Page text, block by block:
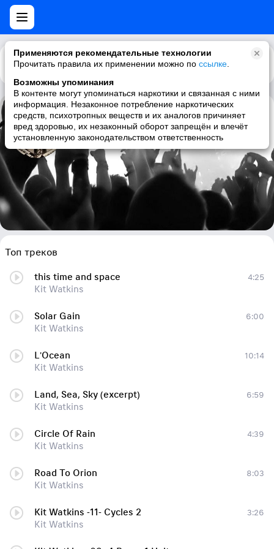
Применяются рекомендательные технологии
Прочитать правила их применении можно по ссылке
Возможны упоминания
В контенте могут упоминаться наркотики и связанная с ними
информация. Незаконное потребление наркотических
средств, психотропных веществ и их аналогов причиняет
вред здоровью, их незаконный оборот запрещён и влечёт
установленную законодательством ответственность
Каталог Рекомендации
Kit Watkins
ambient, electronic, worldbeat
Топ треков
this time and space
Kit Watkins
4:25
Solar Gain
Kit Watkins
6:00
L'Ocean
Kit Watkins
10:14
Land, Sea, Sky (excerpt)
Kit Watkins
6:59
Circle Of Rain
Kit Watkins
4:39
Road To Orion
Kit Watkins
8:03
Kit Watkins -11- Cycles 2
Kit Watkins
3:26